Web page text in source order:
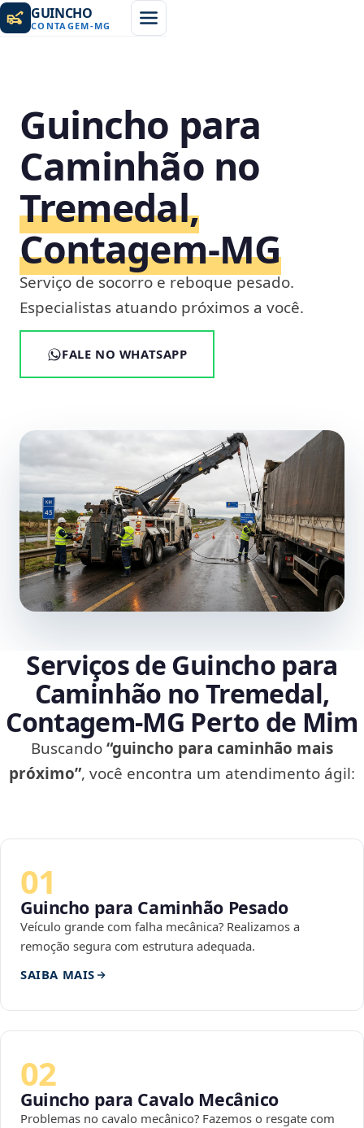
GUINCHO
CONTAGEM-MG
Guincho para
Caminhão no
Tremedal,
Contagem‑MG
Serviço de socorro e reboque pesado.
Especialistas atuando próximos a você.
FALE NO WHATSAPP
Serviços de Guincho para
Caminhão no Tremedal,
Contagem‑MG Perto de Mim
Buscando“guincho para caminhão mais
próximo”, você encontra um atendimento ágil:
01
Guincho para Caminhão Pesado
Veículo grande com falha mecânica? Realizamos a
remoção segura com estrutura adequada.
SAIBA MAIS
02
Guincho para Cavalo Mecânico
Problemas no cavalo mecânico? Fazemos o resgate com